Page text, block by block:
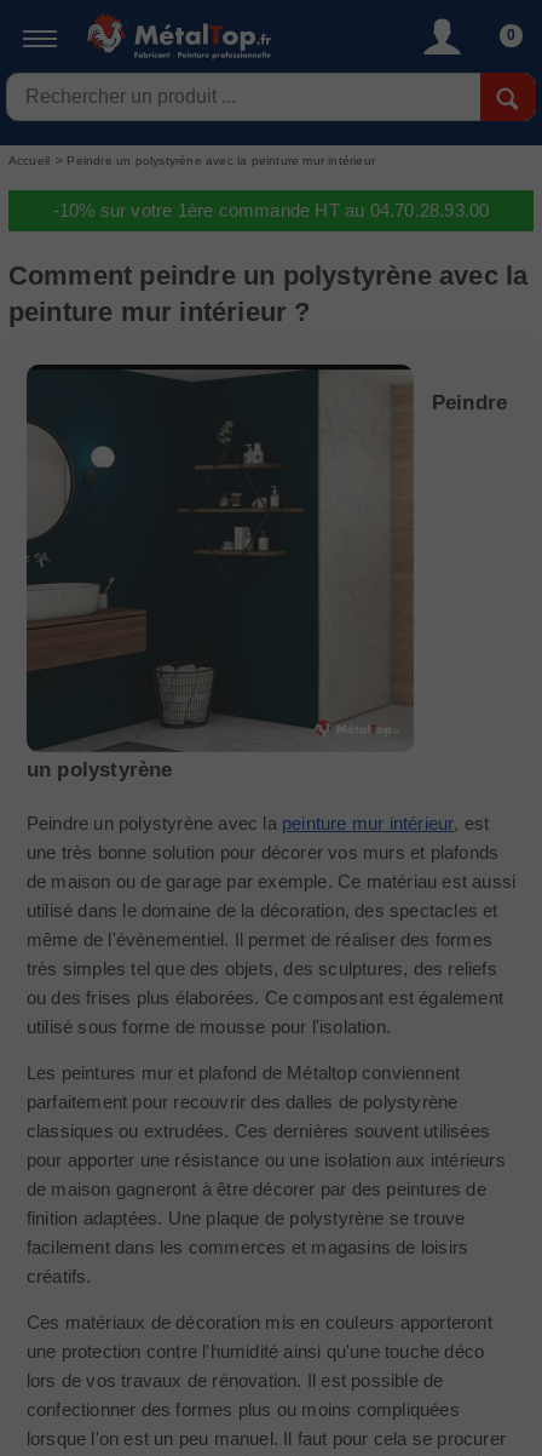
0
Accueil > Peindre un polystyrène avec la peinture mur intérieur
-10% sur votre 1ère commande HT au 04.70.28.93.00
Comment peindre un polystyrène avec la
peinture mur intérieur ?
Peindre
un polystyrène
Peindre un polystyrène avec la peinture mur intérieur, est
une très bonne solution pour décorer vos murs et plafonds
de maison ou de garage par exemple. Ce matériau est aussi
utilisé dans le domaine de la décoration, des spectacles et
même de l'évènementiel. Il permet de réaliser des formes
très simples tel que des objets, des sculptures, des reliefs
ou des frises plus élaborées. Ce composant est également
utilisé sous forme de mousse pour l'isolation.
Les peintures mur et plafond de Métaltop conviennent
parfaitement pour recouvrir des dalles de polystyrène
classiques ou extrudées. Ces dernières souvent utilisées
pour apporter une résistance ou une isolation aux intérieurs
de maison gagneront à être décorer par des peintures de
finition adaptées. Une plaque de polystyrène se trouve
facilement dans les commerces et magasins de loisirs
créatifs.
Ces matériaux de décoration mis en couleurs apporteront
une protection contre l'humidité ainsi qu'une touche déco
lors de vos travaux de rénovation. Il est possible de
confectionner des formes plus ou moins compliquées
lorsque l'on est un peu manuel. Il faut pour cela se procurer